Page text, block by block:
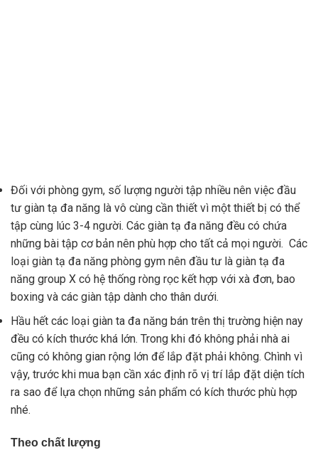
Đối với phòng gym, số lượng người tập nhiều nên việc đầu
tư giàn tạ đa năng là vô cùng cần thiết vì một thiết bị có thể
tập cùng lúc 3-4 người. Các giàn tạ đa năng đều có chứa
những bài tập cơ bản nên phù hợp cho tất cả mọi người. Các
loại giàn tạ đa năng phòng gym nên đầu tư là giàn tạ đa
năng group X có hệ thống ròng rọc kết hợp với xà đơn, bao
boxing và các giàn tập dành cho thân dưới.
Hầu hết các loại giàn ta đa năng bán trên thị trường hiện nay
đều có kích thước khá lớn. Trong khi đó không phải nhà ai
cũng có không gian rộng lớn để lắp đặt phải không. Chình vì
vậy, trước khi mua bạn cần xác định rõ vị trí lắp đặt diện tích
ra sao để lựa chọn những sản phẩm có kích thước phù hợp
nhé.
Theo chất lượng